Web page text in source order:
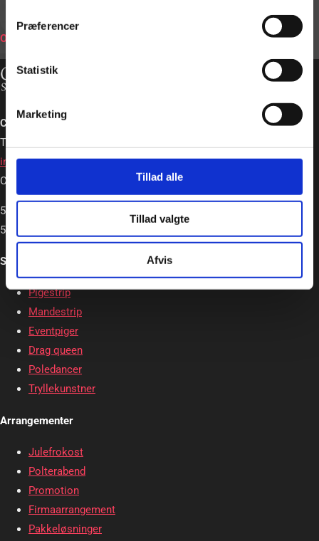
Præferencer
Statistik
Marketing
Tillad alle
Tillad valgte
Afvis
BOOK
ONLINE
Charlotte Schou – Strip og Event
Tlf. +45 20362663
info@charlotteschou.dk
CVR: 31814642
5,0
5,0 out of 5 stars (based on 19 reviews)
Strip & Event
Pigestrip
Mandestrip
Eventpiger
Drag queen
Poledancer
Tryllekunstner
Arrangementer
Julefrokost
Polterabend
Promotion
Firmaarrangement
Pakkeløsninger